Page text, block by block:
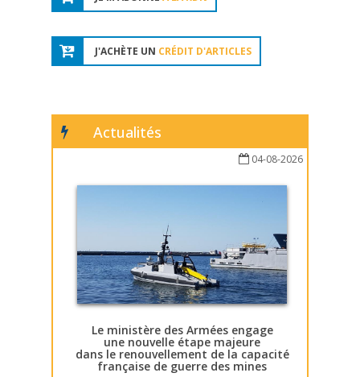
J'ACHÈTE UN CRÉDIT D'ARTICLES
Actualités
04-08-2026
Le ministère des Armées engage
une nouvelle étape majeure
dans le renouvellement de la capacité
française de guerre des mines